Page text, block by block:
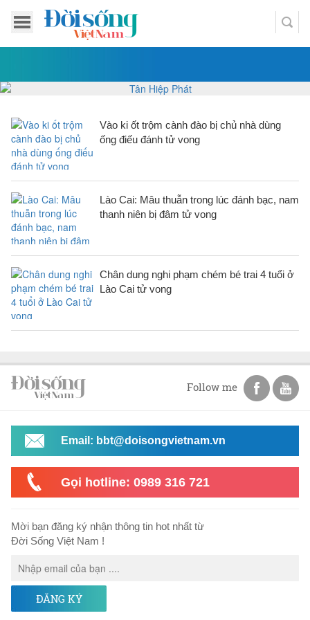
Vào ki ốt trộm cành đào bị chủ nhà dùng
ống điếu đánh tử vong
Lào Cai: Mâu thuẫn trong lúc đánh bạc, nam
thanh niên bị đâm tử vong
Chân dung nghi phạm chém bé trai 4 tuổi ở
Lào Cai tử vong
Follow me
Email: bbt@doisongvietnam.vn
Gọi hotline: 0989 316 721
Mời bạn đăng ký nhận thông tin hot nhất từ
Đời Sống Việt Nam !
ĐĂNG KÝ